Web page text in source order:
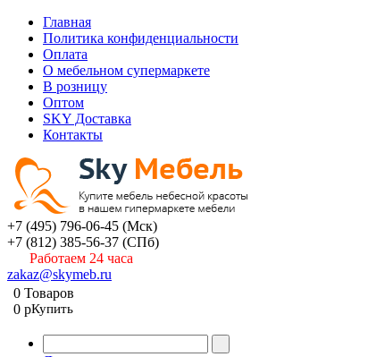
Главная
Политика конфиденциальности
Оплата
О мебельном супермаркете
В розницу
Оптом
SKY Доставка
Контакты
+7 (495) 796-06-45 (Мск)
+7 (812) 385-56-37 (СПб)
Работаем 24 часа
zakaz@skymeb.ru
0 Товаров
0 pКупить